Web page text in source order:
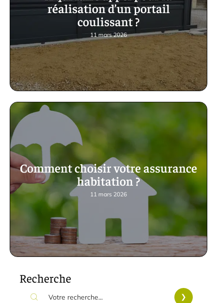
réalisation d’un portail
coulissant ?
11 mars 2026
Comment choisir votre assurance
habitation ?
11 mars 2026
Recherche